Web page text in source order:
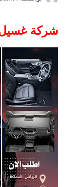
شركة غسيل